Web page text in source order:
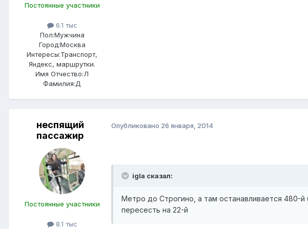
Постоянные участники
6.1 тыс
Пол:Мужчина
Город:Москва
Интересы:Транспорт,
Яндекс, маршрутки.
Имя Отчество:Л
Фамилия:Д
неспящий
пассажир
Постоянные участники
8.1 тыс
Опубликовано 26 января, 2014
igla сказал:
Метро до Строгино, а там останавливается 480-
пересесть на 22-й